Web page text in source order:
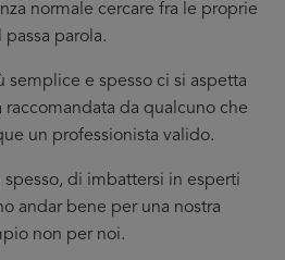
normale cercare fra le proprie
passa parola.
semplice e spesso ci si aspetta
raccomandata da qualcuno che
un professionista valido.
di imbattersi in esperti
andar bene per una nostra
non per noi.